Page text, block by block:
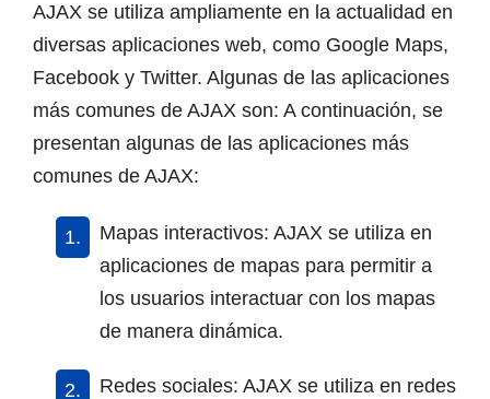
AJAX se utiliza ampliamente en la actualidad en
diversas aplicaciones web, como Google Maps,
Facebook y Twitter. Algunas de las aplicaciones
más comunes de AJAX son: A continuación, se
presentan algunas de las aplicaciones más
comunes de AJAX:
Mapas interactivos: AJAX se utiliza en
aplicaciones de mapas para permitir a
los usuarios interactuar con los mapas
de manera dinámica.
Redes sociales: AJAX se utiliza en redes